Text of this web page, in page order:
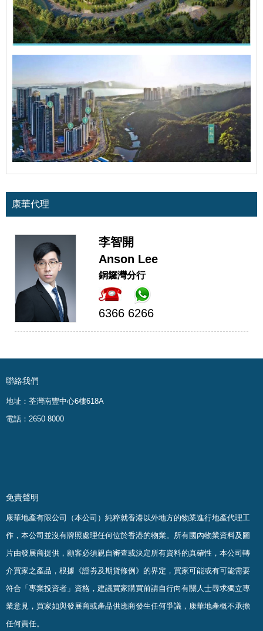
康華代理
李智開
Anson Lee
銅鑼灣分行
6366 6266
聯絡我們
地址：荃灣南豐中心6樓618A
電話：2650 8000
免責聲明
康華地產有限公司（本公司）純粹就香港以外地方的物業進行地產代理工
作，本公司並沒有牌照處理任何位於香港的物業。 所有國內物業資料及圖
片由發展商提供，顧客必須親自審查或決定所有資料的真確性 ， 本公司轉
介買家之產品，根據《證劵及期貨條例》的界定，買家可能或有可能需要
符合「專業投資者」資格，建議買家購買前請自行向有關人士尋求獨立專
業意見，買家如與發展商或產品供應商發生任何爭議，康華地產概不承擔
任何責任。